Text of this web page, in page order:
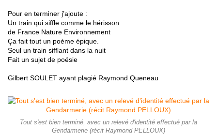
Pour en terminer j’ajoute :
Un train qui siffle comme le hérisson
de France Nature Environnement
Ça fait tout un poème épique.
Seul un train sifflant dans la nuit
Fait un sujet de poésie
Gilbert SOULET ayant plagié Raymond Queneau
Tout s'est bien terminé, avec un relevé d'identité effectué par la
Gendarmerie (récit Raymond PELLOUX)